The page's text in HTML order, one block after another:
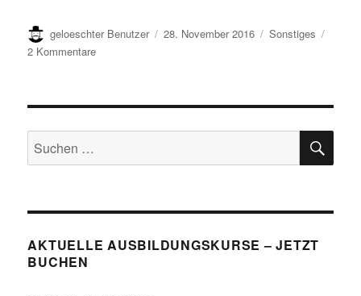
Autor
geloeschter Benutzer
Veröffentlicht
28. November 2016 Kategorien
Sonstiges
2 Kommentarezu
Suchen
nach:
AKTUELLE AUSBILDUNGSKURSE – JETZT
BUCHEN